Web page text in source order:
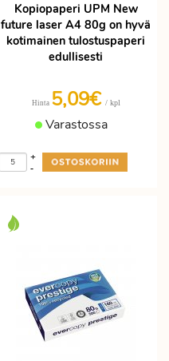
Kopiopaperi UPM New
future laser A4 80g on hyvä
kotimainen tulostuspaperi
edullisesti
Hinta 5,09€ / kpl
Varastossa
-
+